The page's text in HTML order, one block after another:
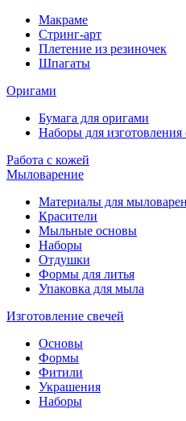
Макраме
Стринг-арт
Плетение из резиночек
Шпагаты
Оригами
Бумага для оригами
Наборы для изготовления
Работа с кожей
Мыловарение
Материалы для
Красители
Мыльные основы
Наборы
Отдушки
Формы для литья
Упаковка для мыла
Изготовление свечей
Основы
Формы
Фитили
Украшения
Наборы